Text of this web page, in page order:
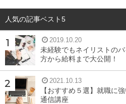
ーブンで焼き上げ、焼き立て
す。オーブンから漂うバターの
増させてくれます。まるで自宅
い、と朝からハイテンションに！
人気の記事ベスト5
2019.10.20
未経験でもネイリストの
方から給料まで大公開！
2021.10.13
【おすすめ５選】就職に
通信講座